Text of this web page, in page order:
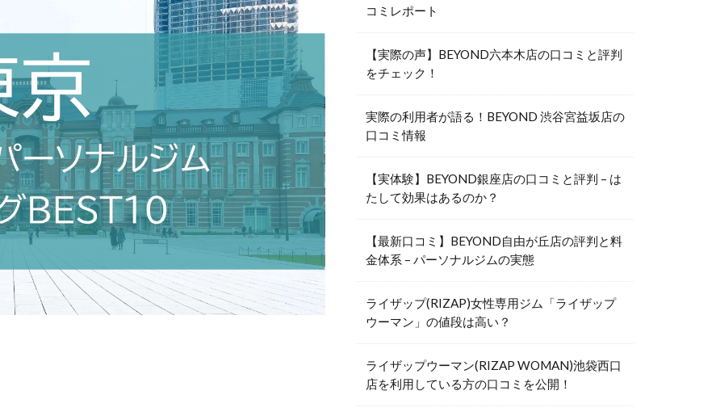
コミレポート
【実際の声】BEYOND六本木店の口コミと評判
をチェック！
実際の利用者が語る！BEYOND 渋谷宮益坂店の
口コミ情報
【実体験】BEYOND銀座店の口コミと評判 – は
たして効果はあるのか？
【最新口コミ】BEYOND自由が丘店の評判と料
金体系 – パーソナルジムの実態
ライザップ(RIZAP)女性専用ジム「ライザップ
ウーマン」の値段は高い？
ライザップウーマン(RIZAP WOMAN)池袋西口
店を利用している方の口コミを公開！